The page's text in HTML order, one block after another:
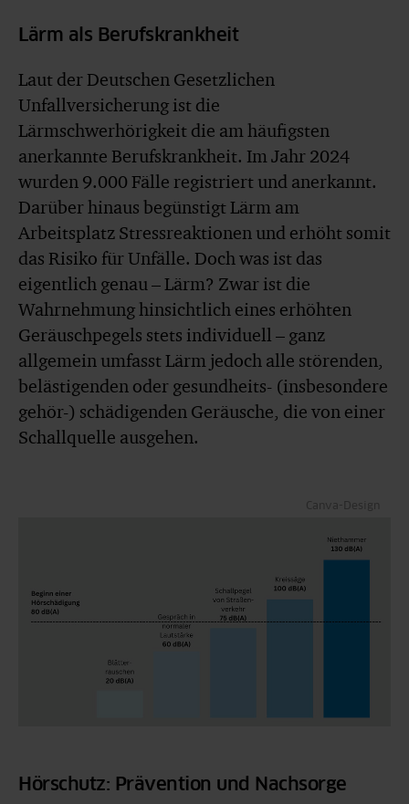
Lärm als Berufskrankheit
Laut der Deutschen Gesetzlichen
Unfallversicherung ist die
Lärmschwerhörigkeit die am häufigsten
anerkannte Berufskrankheit. Im Jahr 2024
wurden 9.000 Fälle registriert und anerkannt.
Darüber hinaus begünstigt Lärm am
Arbeitsplatz Stressreaktionen und erhöht somit
das Risiko für Unfälle. Doch was ist das
eigentlich genau – Lärm? Zwar ist die
Wahrnehmung hinsichtlich eines erhöhten
Geräuschpegels stets individuell – ganz
allgemein umfasst Lärm jedoch alle störenden,
belästigenden oder gesundheits- (insbesondere
gehör-) schädigenden Geräusche, die von einer
Schallquelle ausgehen.
Hörschutz: Prävention und Nachsorge